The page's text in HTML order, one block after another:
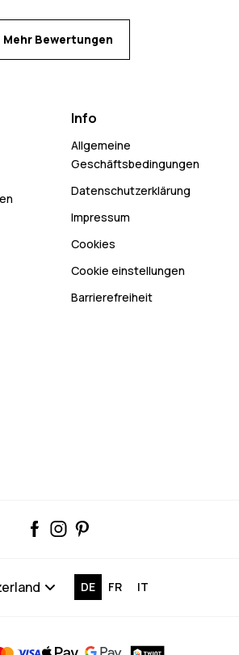
Mehr Bewertungen
Info
Allgemeine
Geschäftsbedingungen
Datenschutzerklärung
Impressum
Cookies
Cookie einstellungen
Barrierefreiheit
DE FR IT